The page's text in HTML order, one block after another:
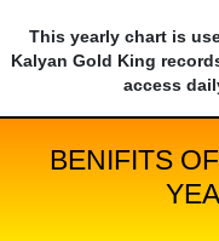
This yearly chart is
Kalyan Gold King
access
BENIFITS